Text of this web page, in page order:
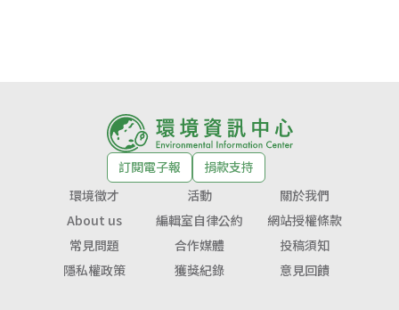
訂閱電子報
捐款支持
環境徵才
活動
關於我們
About us
編輯室自律公約
網站授權條款
常見問題
合作媒體
投稿須知
隱私權政策
獲獎紀錄 意見回饋